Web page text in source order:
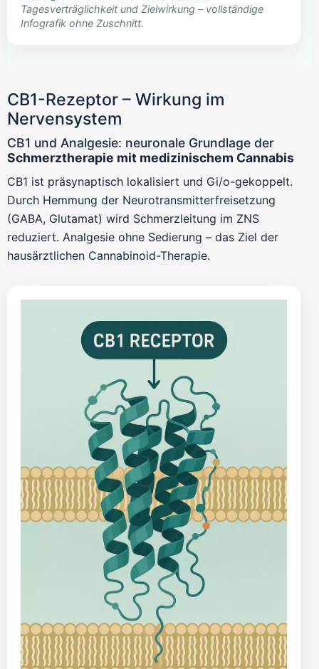
Tagesverträglichkeit und Zielwirkung – vollständige
Infografik ohne Zuschnitt.
CB1-Rezeptor – Wirkung im
Nervensystem
CB1 und Analgesie: neuronale Grundlage der
Schmerztherapie mit medizinischem Cannabis
CB1 ist präsynaptisch lokalisiert und Gi/o-gekoppelt.
Durch Hemmung der Neurotransmitterfreisetzung
(GABA, Glutamat) wird Schmerzleitung im ZNS
reduziert. Analgesie ohne Sedierung – das Ziel der
hausärztlichen Cannabinoid-Therapie.